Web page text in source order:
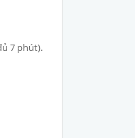
7 phút).